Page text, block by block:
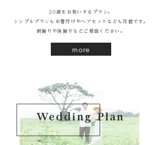
more
20歳をお祝いするプラン。
シンプルプランもお着付けやヘアセットなども可能です。
​前撮りや後撮りなどご相談ください。
Wedding Plan